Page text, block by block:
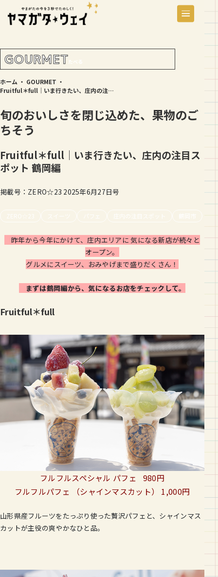
GOURMETたべる
ホーム ・ GOURMET ・
Fruitful＊full｜いま行きたい、庄内の注目スポット 鶴岡編
旬のおいしさを閉じ込めた、果物のご
ちそう
Fruitful＊full｜いま行きたい、庄内の注目ス
ポット 鶴岡編
掲載号：ZERO☆23 2025年6月27日号
ZERO☆23 スイーツ パフェ 庄内の注目スポット 鶴岡市
昨年から今年にかけて、庄内エリアに 気になる新店が続々と
オープン。
グルメにスイーツ、おみやげまで盛りだくさん！
まずは鶴岡編から、気になるお店をチェックして。
Fruitful＊full
フルフルスペシャル パフェ 980円
フルフルパフェ （シャインマスカット） 1,000円
山形県産フルーツをたっぷり使った贅沢パフェと、シャインマス
カットが主役の爽やかなひと品。